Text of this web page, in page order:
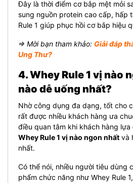
Đây là thời điểm cơ bắp mệt mỏi
sung nguồn protein cao cấp, hấp
Rule 1 giúp phục hồi cơ bắp hiệu
⇒ Mời bạn tham khảo: Giải đáp
Ung Thư?
4. Whey Rule 1 vị nào
nào dễ uống nhất?
Nhờ công dụng đa dạng, tốt cho
rất được nhiều khách hàng ưa
điều quan tâm khi khách hàng lựa
Whey Rule 1 vị nào ngon nhất và
nhất.
Có thể nói, nhiều người tiêu dùng
phẩm chức năng như Whey Rule